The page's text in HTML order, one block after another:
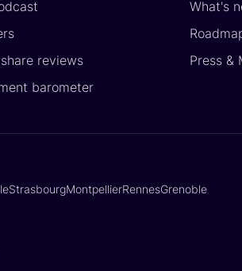
reviews
barometer
What's
Press &
StrasbourgMontpellierRennesGrenoble